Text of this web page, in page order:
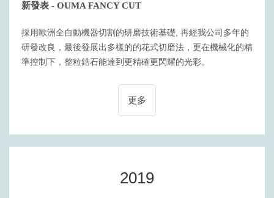
新發表 - OUMA FANCY CUT
採用歐洲全自動機器切割的研磨技術基礎, 再經我公司多年的
研發改良，最後發展出多樣的的花式切磨法，更在機械化的精
準控制下，整粒鋯石能達到更精確更閃耀的光彩。
更多
2019